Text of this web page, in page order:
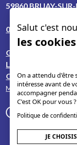
59860 BRUAY-
06 50 23 55 82
Guides & conseils
Le concept
Contact
Mentions légales
Salut c'est
les
On a attendu d'être
intéresse avant de
accompagner
C'est OK pour vous ?
Politique de
JE CHOISIS